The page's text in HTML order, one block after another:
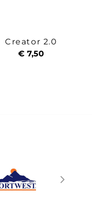
Creator 2.0
€ 7,50